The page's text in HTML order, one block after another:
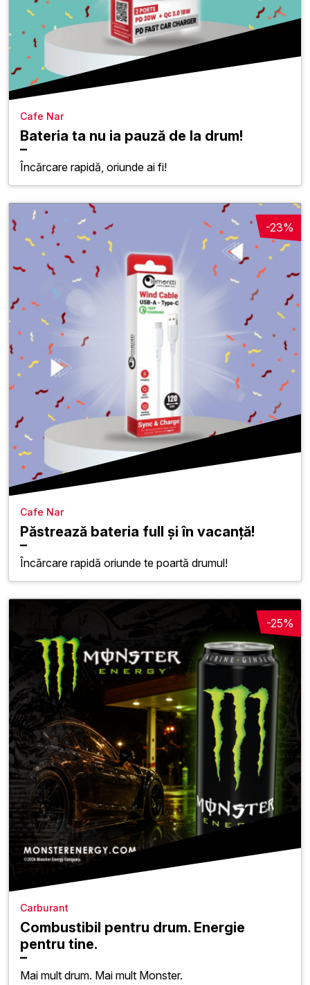
Cafe Nar
Bateria ta nu ia pauză de la drum!
Încărcare rapidă, oriunde ai fi!
-23%
Cafe Nar
Păstrează bateria full și în vacanță!
Încărcare rapidă oriunde te poartă drumul!
-25%
Carburant
Combustibil pentru drum. Energie
pentru tine.
Mai mult drum. Mai mult Monster.